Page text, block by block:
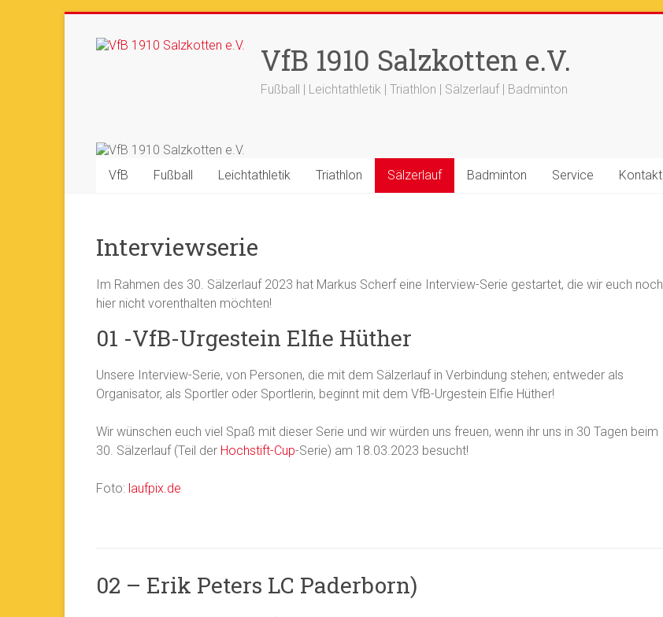
springen
VfB 1910 Salzkotten e.V.
Fußball | Leichtathletik | Triathlon | Sälzerlauf | Badminton
VfB Fußball Leichtathletik Triathlon Sälzerlauf Badminton Service Kontakt
Interviewserie
Im Rahmen des 30. Sälzerlauf 2023 hat Markus Scherf eine Interview-Serie gestartet, die wir euch noch
hier nicht vorenthalten möchten!
01 -VfB-Urgestein Elfie Hüther
Unsere Interview-Serie, von Personen, die mit dem Sälzerlauf in Verbindung stehen; entweder als
Organisator, als Sportler oder Sportlerin, beginnt mit dem VfB-Urgestein Elfie Hüther!
Wir wünschen euch viel Spaß mit dieser Serie und wir würden uns freuen, wenn ihr uns in 30 Tagen beim
30. Sälzerlauf (Teil der Hochstift-Cup-Serie) am 18.03.2023 besucht!
Foto: laufpix.de
02 – Erik Peters LC Paderborn)
+++ 21-03. -
+++ 18.-19.04. -Werfertage+++